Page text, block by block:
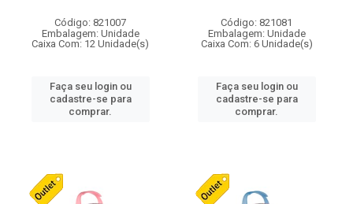
Código: 821007
Embalagem: Unidade
Caixa Com: 12 Unidade(s)
Faça seu login ou
cadastre-se para
comprar.
Código: 821081
Embalagem: Unidade
Caixa Com: 6 Unidade(s)
Faça seu login ou
cadastre-se para
comprar.